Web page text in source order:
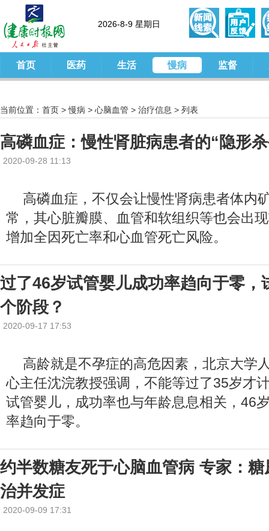
2026-8-9 星期日
首页 医药 生活 慢病 监督
当前位置： 首页 > 慢病 > 心脑血管 > 治疗信息 > 列表
高磷血症：慢性肾脏病患者的“隐形
2020-09-28 11:13
高磷血症，不仅会让慢性肾病患者体内
常，其心脏瓣膜、血管和软组织等也会出
增加全因死亡率和心血管死亡风险。
过了46岁试管婴儿成功率趋向于零，
个阶段？
2020-09-17 17:53
高龄就是不孕症的高危因素，北京大学
心主任沈浣教授强调，不能等过了35岁才
试管婴儿，成功率也与年龄息息相关，46
率趋向于零。
约半数糖友死于心脑血管病 专家：
治并发症
2020-09-09 17:31